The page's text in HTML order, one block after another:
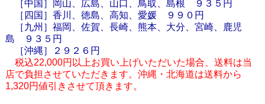
［中国］岡山、広島、山口、鳥取、島根 ９３５円
［四国］香川、徳島、高知、愛媛 ９９０円
［九州］福岡、佐賀、長崎、熊本、大分、宮崎、鹿児
島 ９３５円
［沖縄］２９２６円
税込22,000円以上お買い上げいただいた場合、送料は当
店で負担させていただきます。沖縄・北海道は送料から
1,320円値引きさせて頂きます。